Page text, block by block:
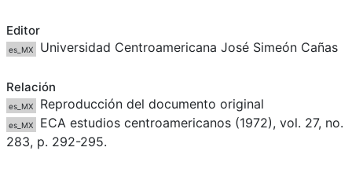
Editor
es_MX Universidad Centroamericana José Simeón Cañas
Relación
es_MX Reproducción del documento original
es_MX
ECA estudios centroamericanos (1972), vol. 27, no.
283, p. 292-295.